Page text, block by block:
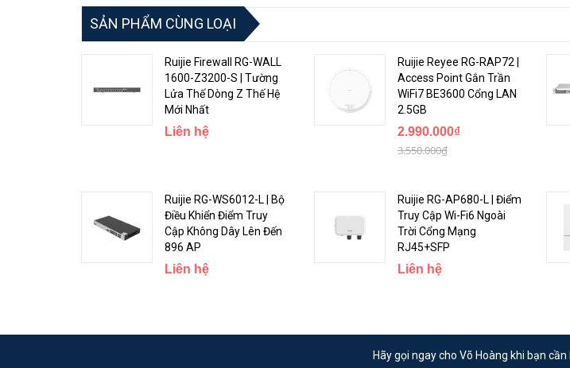
Độ tin cậy cao
RG-S2952G-E V3 hỗ trợ các giao thức cây mở rộng 802.1d, 802.1w và 802.1s để đảm bảo hội tụ
đảm bảo mạng chạy ổn định và cân bằng tải các liên kết cũng như cung cấp các liên kết dự phòng.
Với kiến trúc phần cứng hoàn toàn mới và hệ điều hành mô-đun RGOS11.X mới nhất của Ruijie,
1.3. cộng tác với bộ điều khiển SDN của Ruijie, nó tạo thành kiến trúc mạng Lớp 2 quy mô lớn một
SẢN PHẨM CÙNG LOẠI
Ruijie Firewall RG-WALL
1600-Z3200-S | Tường
Lửa Thế Dòng Z Thế Hệ
Mới Nhất
Liên hệ
Ruijie Reyee RG-RAP72 |
Access Point Gắn Trần
WiFi7 BE3600 Cổng LAN
2.5GB
2.990.000₫
3.550.000₫
Ruijie RG-WS6012-L | Bộ
Điều Khiển Điểm Truy
Cập Không Dây Lên Đến
896 AP
Liên hệ
Ruijie RG-AP680-L | Điểm
Truy Cập Wi-Fi6 Ngoài
Trời Cổng Mạng
RJ45+SFP
Liên hệ
Hãy gọi ngay cho Võ Hoàng khi bạn cần